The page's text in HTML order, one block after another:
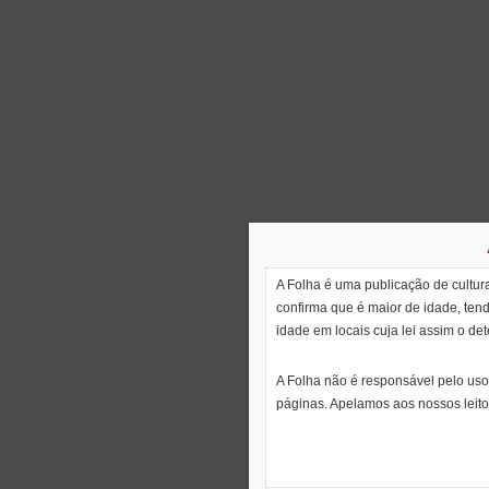
A Folha é uma publicação de
confirma que é maior de idade,
idade em locais cuja lei assim o
A Folha não é responsável pelo
páginas. Apelamos aos nossos